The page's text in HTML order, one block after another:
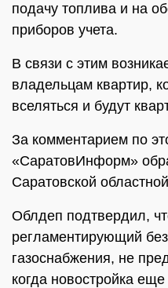
подачу топлива и на
приборов учета.
В связи с этим
владельцам квартир,
вселяться и будут
За комментарием по
«СаратовИнформ»
Саратовской
Облдеп подтвердил,
регламентирующий
газоснабжения, не
когда новостройка